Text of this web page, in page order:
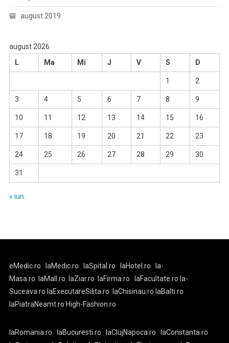
august 2019
august 2026
L
Ma Mi J V S D
1 2
3 4 5 6 7 8 9
10 11 12 13 14 15 16
17 18 19 20 21 22 23
24 25 26 27 28 29 30
31
« iun.
eMedic.ro laMedic.ro laSpital.ro laHotel.ro
la-
Masa.ro
laMall.ro laZiar.ro laFirma.ro laFacultate.ro la-
Suceava.ro laExecutareSilita.ro laChisinau.ro laBalti.ro
laPiatraNeamt.ro High-Fashion.ro
laRomania.ro laBucuresti.ro laClujNapoca.ro
laConstanta.ro